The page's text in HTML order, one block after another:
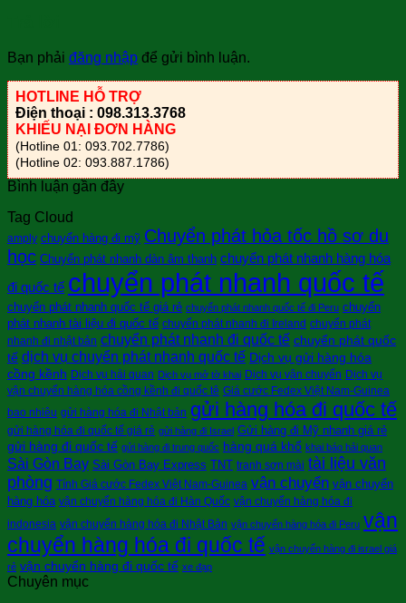
Bạn phải đăng nhập để gửi bình luận.
HOTLINE HỖ TRỢ
Điện thoại : 098.313.3768
KHIẾU NẠI ĐƠN HÀNG
(Hotline 01: 093.702.7786)
(Hotline 02: 093.887.1786)
Bình luận gần đây
Tag Cloud
amply chuyển hàng đi mỹ Chuyển phát hỏa tốc hồ sơ du
học Chuyển phát nhanh dàn âm thanh chuyển phát nhanh hàng hóa
đi quốc tế chuyển phát nhanh quốc tế
chuyển phát nhanh quốc tế giá rẻ chuyển phát nhanh quốc tế đi Peru chuyển
phát nhanh tài liệu đi quốc tế chuyển phát nhanh đi Ireland chuyển phát
nhanh đi nhật bản chuyển phát nhanh đi quốc tế chuyển phát quốc
tế dịch vụ chuyển phát nhanh quốc tế Dịch vụ gửi hàng hóa
cồng kềnh Dịch vụ hải quan Dịch vụ mở tờ khai Dịch vụ vận chuyển Dịch vụ
vận chuyển hàng hóa cồng kềnh đi quốc tê Giá cước Fedex Việt Nam-Guinea
bao nhiêu gửi hàng hóa đi Nhật bản gửi hàng hóa đi quốc tế
gửi hàng hóa đi quốc tế giá rẻ gửi hàng đi Israel Gửi hàng đi Mỹ nhanh giá rẻ
gửi hàng đi quốc tế gửi hàng đi trung quốc hàng quá khổ khai báo hải quan
Sài Gòn Bay Sài Gòn Bay Express TNT tranh sơn mài tài liệu văn
phòng Tính Giá cước Fedex Việt Nam-Guinea vận chuyển vận chuyển
hàng hóa vận chuyển hàng hóa đi Hàn Quốc vận chuyển hàng hóa đi
indonesia vận chuyển hàng hóa đi Nhật Bản vận chuyển hàng hóa đi Peru vận
chuyển hàng hóa đi quốc tế vận chuyển hàng đi israel giá
rẻ vận chuyển hàng đi quốc tế xe đạp
Chuyên mục